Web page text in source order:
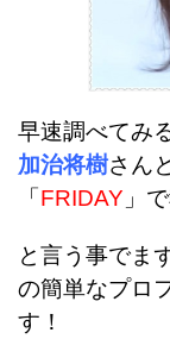
早速調べてみ
加治将樹さん
「FRIDAY 」
と言う事でま
の簡単なプロ
す！